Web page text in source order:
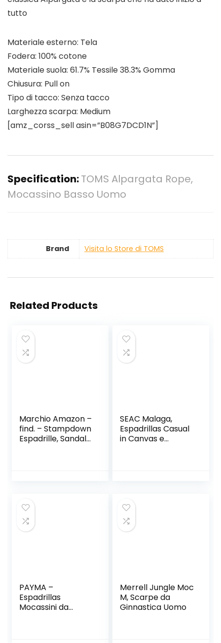
tutto
Materiale esterno: Tela
Fodera: 100% cotone
Materiale suola: 61.7% Tessile 38.3% Gomma
Chiusura: Pull on
Tipo di tacco: Senza tacco
Larghezza scarpa: Medium
[amz_corss_sell asin=”B08G7DCD1N”]
Specification:TOMS Alpargata Rope,
Mocassino Basso Uomo
Brand Visita lo Store di TOMS
Related Products
Marchio Amazon –
find. – Stampdown
Espadrille, Sandalo
SEAC Malaga,
Espadrillas Casual
in Canvas e
PAYMA –
Espadrillas
Mocassini da
Merrell Jungle Moc
M, Scarpe da
Ginnastica Uomo